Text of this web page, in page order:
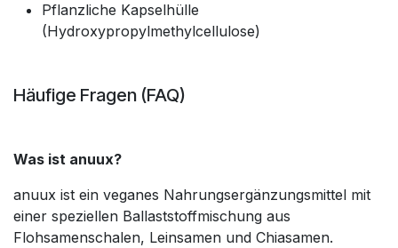
Pflanzliche Kapselhülle
(Hydroxypropylmethylcellulose)
Häufige Fragen (FAQ)
Was ist anuux?
anuux ist ein veganes Nahrungsergänzungsmittel mit
einer speziellen Ballaststoffmischung aus
Flohsamenschalen, Leinsamen und Chiasamen.